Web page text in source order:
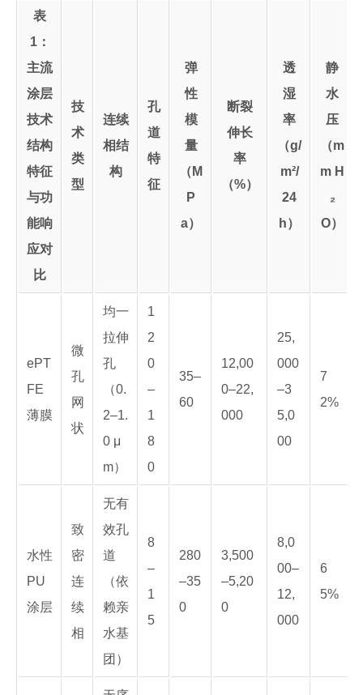
表
1：
主流
涂层
技术
结构
特征
与功
能响
应对
比
技
术
类
型
连续
相结
构
孔
道
特
征
弹
性
模
量
（M
P
a）
断裂
伸长
率
（%）
透
湿
率
（g/
m²/
24
h）
静
水
压
（m
m H
₂
O）
ePT
FE
薄膜
微
孔
网
状
均一
拉伸
孔
（0.
2–1.
0 μ
m）
1
2
0
–
1
8
0
35–
60
12,00
0–22,
000
25,
000
–3
5,0
00
7
2%
水性
PU
涂层
致
密
连
续
相
无有
效孔
道
（依
赖亲
水基
团）
8
–
1
5
280
–35
0
3,500
–5,20
0
8,0
00–
12,
000
6
5%